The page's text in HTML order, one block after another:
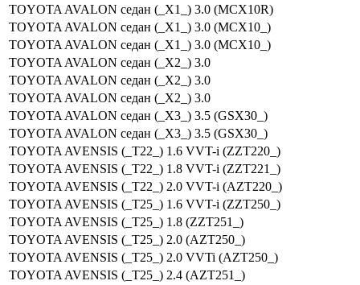
TOYOTA AVALON седан (_X1_) 3.0 (MCX10R)
TOYOTA AVALON седан (_X1_) 3.0 (MCX10_)
TOYOTA AVALON седан (_X1_) 3.0 (MCX10_)
TOYOTA AVALON седан (_X2_) 3.0
TOYOTA AVALON седан (_X2_) 3.0
TOYOTA AVALON седан (_X2_) 3.0
TOYOTA AVALON седан (_X3_) 3.5 (GSX30_)
TOYOTA AVALON седан (_X3_) 3.5 (GSX30_)
TOYOTA AVENSIS (_T22_) 1.6 VVT-i (ZZT220_)
TOYOTA AVENSIS (_T22_) 1.8 VVT-i (ZZT221_)
TOYOTA AVENSIS (_T22_) 2.0 VVT-i (AZT220_)
TOYOTA AVENSIS (_T25_) 1.6 VVT-i (ZZT250_)
TOYOTA AVENSIS (_T25_) 1.8 (ZZT251_)
TOYOTA AVENSIS (_T25_) 2.0 (AZT250_)
TOYOTA AVENSIS (_T25_) 2.0 VVTi (AZT250_)
TOYOTA AVENSIS (_T25_) 2.4 (AZT251_)